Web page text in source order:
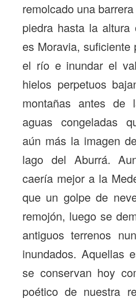
remolcado una
piedra hasta la
es Moravia, suficiente
el río e inundar el
hielos perpetuos
montañas antes de
aguas congeladas
aún más la imagen
lago del Aburrá.
caería mejor a la
que un golpe de
remojón, luego se
antiguos terrenos
inundados. Aquellas
se conservan hoy
poético de nuestra